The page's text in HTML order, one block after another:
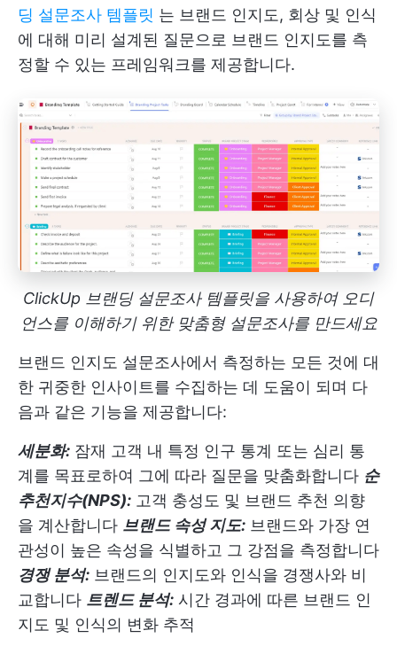
딩 설문조사 템플릿 는 브랜드 인지도, 회상 및 인식
에 대해 미리 설계된 질문으로 브랜드 인지도를 측
정할 수 있는 프레임워크를 제공합니다.
ClickUp 브랜딩 설문조사 템플릿을 사용하여 오디
언스를 이해하기 위한 맞춤형 설문조사를 만드세요
브랜드 인지도 설문조사에서 측정하는 모든 것에 대
한 귀중한 인사이트를 수집하는 데 도움이 되며 다
음과 같은 기능을 제공합니다:
세분화: 잠재 고객 내 특정 인구 통계 또는 심리 통
계를 목표로하여 그에 따라 질문을 맞춤화합니다 순
추천지수(NPS): 고객 충성도 및 브랜드 추천 의향
을 계산합니다 브랜드 속성 지도: 브랜드와 가장 연
관성이 높은 속성을 식별하고 그 강점을 측정합니다
경쟁 분석: 브랜드의 인지도와 인식을 경쟁사와 비
교합니다 트렌드 분석: 시간 경과에 따른 브랜드 인
지도 및 인식의 변화 추적